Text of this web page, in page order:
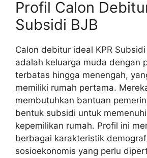
Profil Calon
Subsidi BJB
Calon debitur ideal KPR
adalah keluarga muda dengan
terbatas hingga menengah,
memiliki rumah pertama.
membutuhkan bantuan
bentuk subsidi untuk
kepemilikan rumah. Profil ini
berbagai karakteristik
sosioekonomis yang perlu